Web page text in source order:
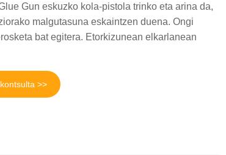
Gun eskuzko kola-pistola trinko eta arina da,
malgutasuna eskaintzen duena. Ongi
bat egitera. Etorkizunean elkarlanean
>>